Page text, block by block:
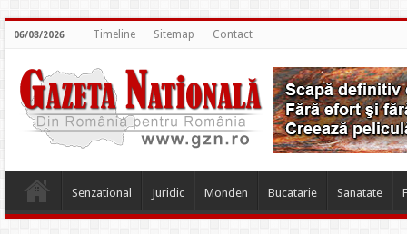
06/08/2026 Timeline Sitemap Contact
Senzational Juridic Monden Bucatarie Sanatate